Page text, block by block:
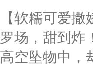
相遇了。坏
救了他。坏消
时慕可以救他
颈:“咬我一口
【软糯可爱
罗场，甜到炸
高空坠物中，